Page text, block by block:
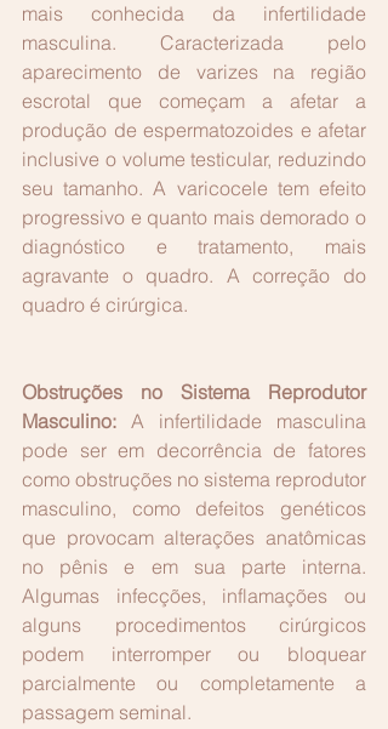
mais conhecida da infertilidade
masculina. Caracterizada pelo
aparecimento de varizes na região
escrotal que começam a afetar a
produção de espermatozoides e afetar
inclusive o volume testicular, reduzindo
seu tamanho. A varicocele tem efeito
progressivo e quanto mais demorado o
diagnóstico e tratamento, mais
agravante o quadro. A correção do
quadro é cirúrgica.
Obstruções no Sistema Reprodutor
Masculino: A infertilidade masculina
pode ser em decorrência de fatores
como obstruções no sistema reprodutor
masculino, como defeitos genéticos
que provocam alterações anatômicas
no pênis e em sua parte interna.
Algumas infecções, inflamações ou
alguns procedimentos cirúrgicos
podem interromper ou bloquear
parcialmente ou completamente a
passagem seminal.